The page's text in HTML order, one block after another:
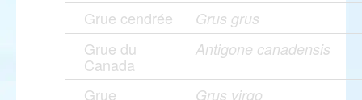
Grue cendrée Grus grus
Grue du
Canada
Antigone canadensis
Grue Grus virgo